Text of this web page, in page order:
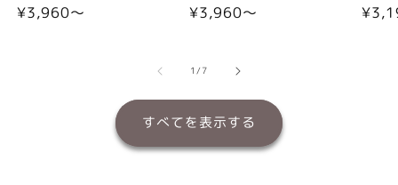
通
¥3,960〜
通
格
¥3,960〜
通
1/の
7
すべてを表示する